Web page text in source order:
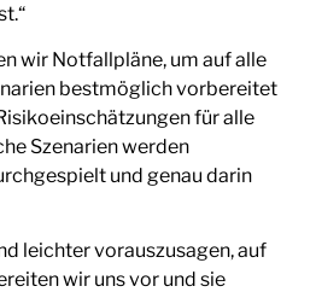
wir Notfallpläne, um auf alle
bestmöglich vorbereitet
für alle
Szenarien werden
und genau darin
leichter vorauszusagen, auf
wir uns vor und sie